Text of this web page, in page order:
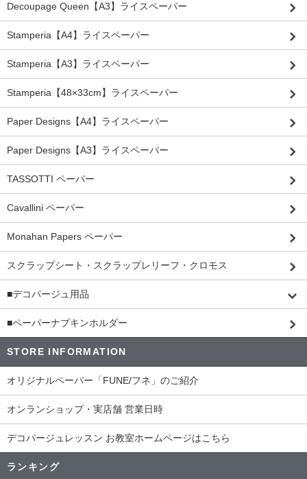
Decoupage Queen【A3】ライスペーパー
Stamperia【A4】ライスペーパー
Stamperia【A3】ライスペーパー
Stamperia【48×33cm】ライスペーパー
Paper Designs【A4】ライスペーパー
Paper Designs【A3】ライスペーパー
TASSOTTI ペーパー
Cavallini ペーパー
Monahan Papers ペーパー
スクラップシート・スクラップレリーフ・クロモス
■デコパージュ用品
■ペーパーナプキンホルダー
STORE INFORMATION
オリジナルペーパー「FUNE/フネ」のご紹介
オンランショップ・実店舗 営業日時
デコパージュレッスン お教室ホームページはこちら
ランキング